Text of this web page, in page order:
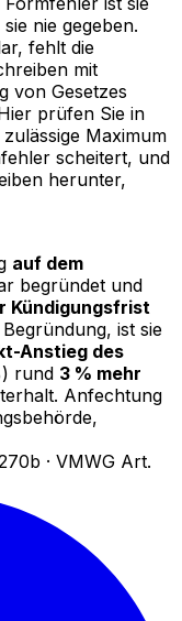
nie gegeben.
fehlt die
mit
von Gesetzes
prüfen Sie in
Maximum
scheitert, und
herunter,
auf dem
begründet und
Kündigungsfrist
ist sie
Anstieg des
rund 3 % mehr
Anfechtung
· VMWG Art.